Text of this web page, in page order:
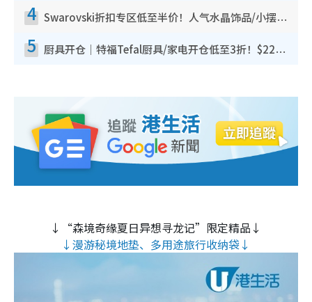
4 Swarovski折扣专区低至半价！人气水晶饰品/小摆设$138起！迪士尼款/水晶高跟鞋都有优惠
5 厨具开仓｜特福Tefal厨具/家电开仓低至3折！$220起买平底锅/炒锅/汤锅！电饭煲/吸尘器/挂烫机$418起
↓“森境奇缘夏日异想寻龙记”限定精品↓
↓漫游秘境地垫、多用途旅行收纳袋↓